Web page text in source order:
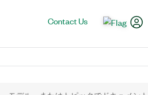
Contact Us